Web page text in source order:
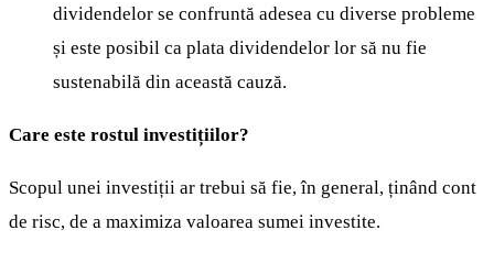
dividendelor se confruntă adesea cu diverse probleme
și este posibil ca plata dividendelor lor să nu fie
sustenabilă din această cauză.
Care este rostul investițiilor?
Scopul unei investiții ar trebui să fie, în general, ținând cont
de risc, de a maximiza valoarea sumei investite.